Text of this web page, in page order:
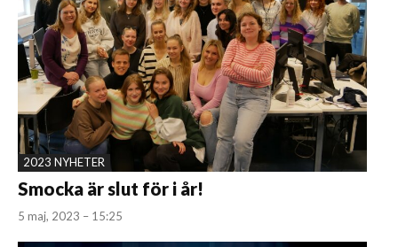
2023 NYHETER
Smocka är slut för i år!
5 maj, 2023 – 15:25